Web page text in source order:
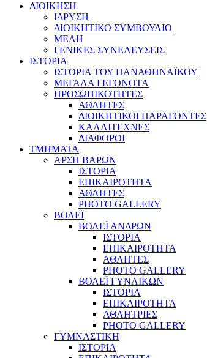
ΔΙΟΙΚΗΣΗ
ΙΔΡΥΣΗ
ΔΙΟΙΚΗΤΙΚΟ ΣΥΜΒΟΥΛΙΟ
ΜΕΛΗ
ΓΕΝΙΚΕΣ ΣΥΝΕΛΕΥΣΕΙΣ
ΙΣΤΟΡΙΑ
ΙΣΤΟΡΙΑ ΤΟΥ ΠΑΝΑΘΗΝΑΪΚΟΥ
ΜΕΓΑΛΑ ΓΕΓΟΝΟΤΑ
ΠΡΟΣΩΠΙΚΟΤΗΤΕΣ
ΑΘΛΗΤΕΣ
ΔΙΟΙΚΗΤΙΚΟΙ ΠΑΡΑΓΟΝΤΕΣ
ΚΑΛΛΙΤΕΧΝΕΣ
ΔΙΑΦΟΡΟΙ
ΤΜΗΜΑΤΑ
ΑΡΣΗ ΒΑΡΩΝ
ΙΣΤΟΡΙΑ
ΕΠΙΚΑΙΡΟΤΗΤΑ
ΑΘΛΗΤΕΣ
PHOTO GALLERY
ΒΟΛΕΪ
ΒΟΛΕΪ ΑΝΔΡΩΝ
ΙΣΤΟΡΙΑ
ΕΠΙΚΑΙΡΟΤΗΤΑ
ΑΘΛΗΤΕΣ
PHOTO GALLERY
ΒΟΛΕΪ ΓΥΝΑΙΚΩΝ
ΙΣΤΟΡΙΑ
ΕΠΙΚΑΙΡΟΤΗΤΑ
ΑΘΛΗΤΡΙΕΣ
PHOTO GALLERY
ΓΥΜΝΑΣΤΙΚΗ
ΙΣΤΟΡΙΑ